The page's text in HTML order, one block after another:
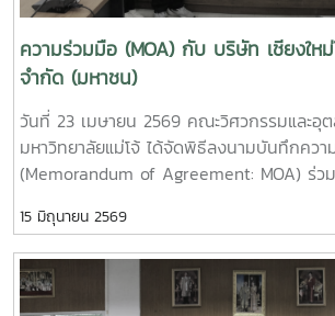
“Automation Engineering, Welfare
Care Systems,” highlighting innovative
technologies for healthcare, elderly
support systems.In addition,
Agricultural Engineering Program,
Program, Food Science Program,
Nursing Program presented their
projects, specialized laboratories, and
operation units. The visit also
observations and facility tours within
บุคลากรจะร่วมกันประเคนของดำหัว เพื่อแสด
ความกตัญญูกตเวทีทั้งนี้ มีผู้อาวุโสเข้าร่วมกิจ
15 ท่าน ณ ห้อง E117 อาคารเรียนรวมสาขาวิศ
จากภูมิปัญญาสู่สแน็คสร้างสรรค์” ที่เปิดโอกาส
รู้และลงมือปฏิบัติจริงในการต่อยอดผลิตภัณฑ์
ภูมิปัญญาท้องถิ่น สู่แนวคิดนวัตกรรมอาหารใน
กิจกรรมในครั้งนี้สะท้อนถึงความผูกพันระหว่า
และปัจจุบัน พร้อมทั้งเป็นการสืบสานวัฒนธ
กับการต่อยอดองค์ความรู้สู่ความคิดสร้างสร
ความร่วมมือ (MOA) กับ บริษัท เชียงให
จำกัด (มหาชน)
วันที่ 23 เมษายน 2569 คณะวิศวกรรมและอุ
มหาวิทยาลัยแม่โจ้ ได้จัดพิธีลงนามบันทึกคว
(Memorandum of Agreement: MOA) ร่
อุตสาหกรรมเกษตร มหาวิทยาลัยแม่โจ้ จังหวัด
นามในครั้งนี้ นำโดยผู้ช่วยศาสตราจารย์ ดร.
คณบดีคณะวิศวกรรมและอุตสาหกรรมเกษตร
และ นางสาววริศรา เก่งการค้า ผู้จัดการทั่วไ
15 มิถุนายน 2569